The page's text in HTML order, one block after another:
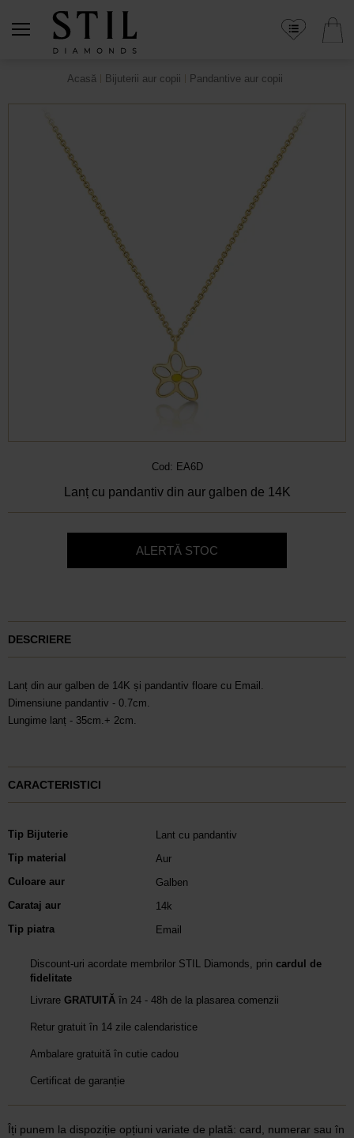
Acasă Bijuterii aur copii Pandantive aur copii
Cod: EA6D
Lanț cu pandantiv din aur galben de 14K
ALERTĂ STOC
DESCRIERE
Lanț din aur galben de 14K și pandantiv floare cu Email.
Dimensiune pandantiv - 0.7cm.
Lungime lanț - 35cm.+ 2cm.
CARACTERISTICI
Tip Bijuterie
Lant cu pandantiv
Tip material
Aur
Culoare aur
Galben
Carataj aur
14k
Tip piatra
Email
Discount-uri acordate membrilor STIL Diamonds, prin cardul de
fidelitate
Livrare GRATUITĂ în 24 - 48h de la plasarea comenzii
Retur gratuit în 14 zile calendaristice
Ambalare gratuită în cutie cadou
Certificat de garanție
Îți punem la dispoziție opțiuni variate de plată: card, numerar sau în